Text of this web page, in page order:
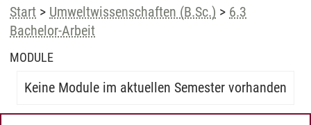
Start > Umweltwissenschaften (B.Sc.) > 6.3
Bachelor-Arbeit
MODULE
Keine Module im aktuellen Semester vorhanden